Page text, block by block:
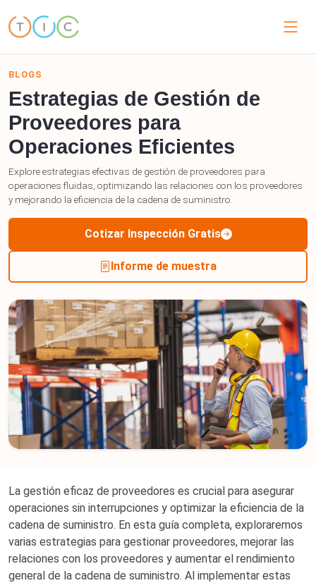
BLOGS
Estrategias de Gestión de
Proveedores para
Operaciones Eficientes
Explore estrategias efectivas de gestión de proveedores para
operaciones fluidas, optimizando las relaciones con los proveedores
y mejorando la eficiencia de la cadena de suministro.
Cotizar Inspección Gratis
Informe de muestra
La gestión eficaz de proveedores es crucial para asegurar
operaciones sin interrupciones y optimizar la eficiencia de la
cadena de suministro. En esta guía completa, exploraremos
varias estrategias para gestionar proveedores, mejorar las
relaciones con los proveedores y aumentar el rendimiento
general de la cadena de suministro. Al implementar estas